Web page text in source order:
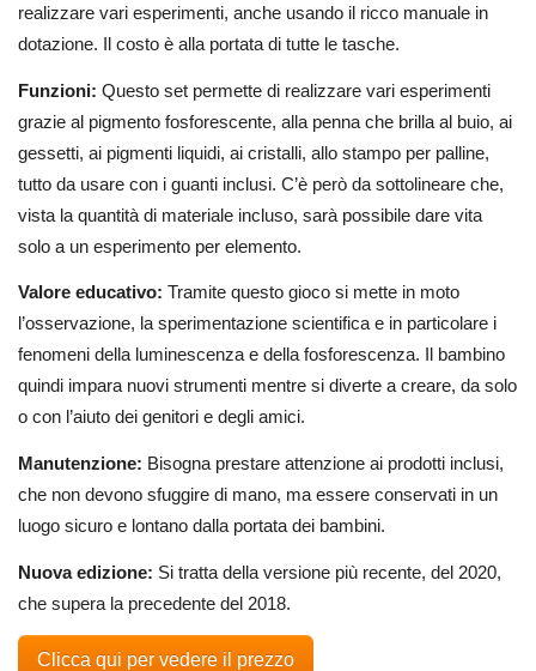
realizzare vari esperimenti, anche usando il ricco manuale in
dotazione. Il costo è alla portata di tutte le tasche.
Funzioni: Questo set permette di realizzare vari esperimenti
grazie al pigmento fosforescente, alla penna che brilla al buio, ai
gessetti, ai pigmenti liquidi, ai cristalli, allo stampo per palline,
tutto da usare con i guanti inclusi. C’è però da sottolineare che,
vista la quantità di materiale incluso, sarà possibile dare vita
solo a un esperimento per elemento.
Valore educativo: Tramite questo gioco si mette in moto
l’osservazione, la sperimentazione scientifica e in particolare i
fenomeni della luminescenza e della fosforescenza. Il bambino
quindi impara nuovi strumenti mentre si diverte a creare, da solo
o con l’aiuto dei genitori e degli amici.
Manutenzione: Bisogna prestare attenzione ai prodotti inclusi,
che non devono sfuggire di mano, ma essere conservati in un
luogo sicuro e lontano dalla portata dei bambini.
Nuova edizione: Si tratta della versione più recente, del 2020,
che supera la precedente del 2018.
Clicca qui per vedere il prezzo